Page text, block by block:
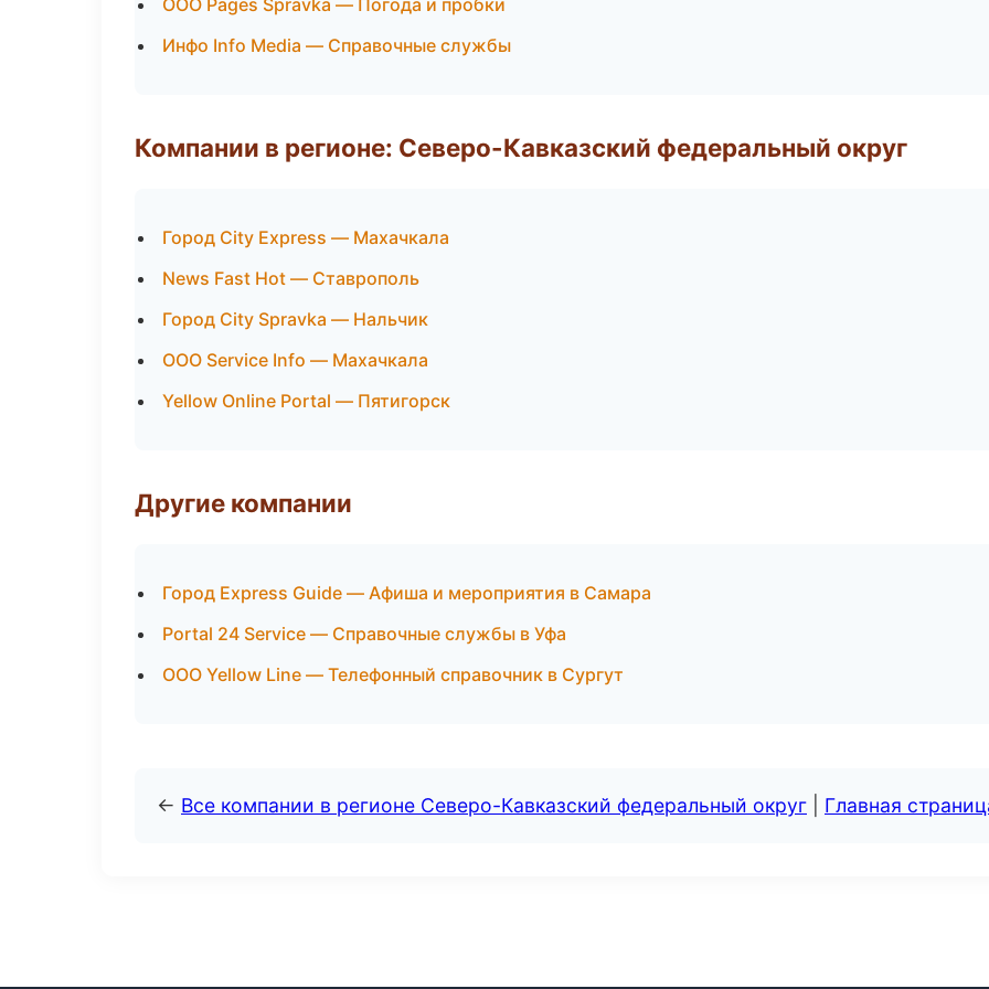
ООО Pages Spravka — Погода и пробки
Инфо Info Media — Справочные службы
Компании в регионе: Северо-Кавказский федеральный округ
Город City Express — Махачкала
News Fast Hot — Ставрополь
Город City Spravka — Нальчик
ООО Service Info — Махачкала
Yellow Online Portal — Пятигорск
Другие компании
Город Express Guide — Афиша и мероприятия в Самара
Portal 24 Service — Справочные службы в Уфа
ООО Yellow Line — Телефонный справочник в Сургут
← Все компании в регионе Северо-Кавказский федеральный округ Главная